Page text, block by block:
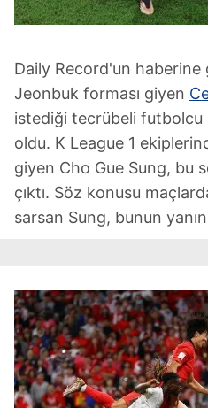
Daily Record'un haberine
Jeonbuk forması giyen
istediği tecrübeli futbolcu
oldu. K League 1
giyen Cho Gue Sung, bu
çıktı. Söz konusu
sarsan Sung, bunun